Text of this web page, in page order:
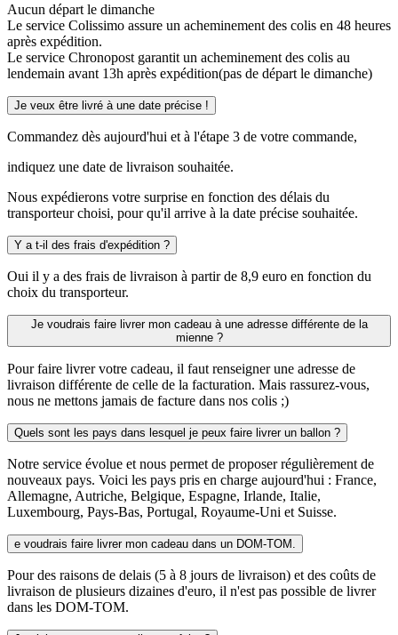
Aucun départ le dimanche
Le service Colissimo assure un acheminement des colis en 48 heures
après expédition.
Le service Chronopost garantit un acheminement des colis au
lendemain avant 13h après expédition(pas de départ le dimanche)
Je veux être livré à une date précise !
Commandez dès aujourd'hui et à l'étape 3 de votre commande,
indiquez une date de livraison souhaitée.
Nous expédierons votre surprise en fonction des délais du
transporteur choisi, pour qu'il arrive à la date précise souhaitée.
Y a t-il des frais d'expédition ?
Oui il y a des frais de livraison à partir de 8,9 euro en fonction du
choix du transporteur.
Je voudrais faire livrer mon cadeau à une adresse différente de la
mienne ?
Pour faire livrer votre cadeau, il faut renseigner une adresse de
livraison différente de celle de la facturation. Mais rassurez-vous,
nous ne mettons jamais de facture dans nos colis ;)
Quels sont les pays dans lesquel je peux faire livrer un ballon ?
Notre service évolue et nous permet de proposer régulièrement de
nouveaux pays. Voici les pays pris en charge aujourd'hui : France,
Allemagne, Autriche, Belgique, Espagne, Irlande, Italie,
Luxembourg, Pays-Bas, Portugal, Royaume-Uni et Suisse.
e voudrais faire livrer mon cadeau dans un DOM-TOM.
Pour des raisons de delais (5 à 8 jours de livraison) et des coûts de
livraison de plusieurs dizaines d'euro, il n'est pas possible de livrer
dans les DOM-TOM.